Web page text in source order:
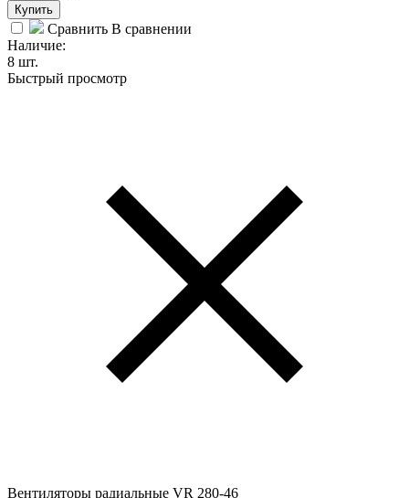
Купить
Сравнить В сравнении
Наличие:
8 шт.
Быстрый просмотр
Вентиляторы радиальные VR 280-46